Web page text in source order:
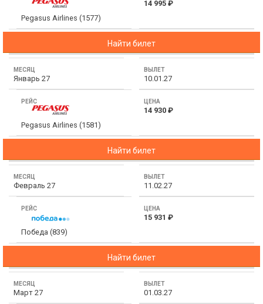
Pegasus Airlines (1577)
14 995 ₽
Найти билет
Январь 27 10.01.27
Pegasus Airlines (1581)
14 930 ₽
Найти билет
Февраль 27 11.02.27
Победа (839)
15 931 ₽
Найти билет
Март 27 01.03.27